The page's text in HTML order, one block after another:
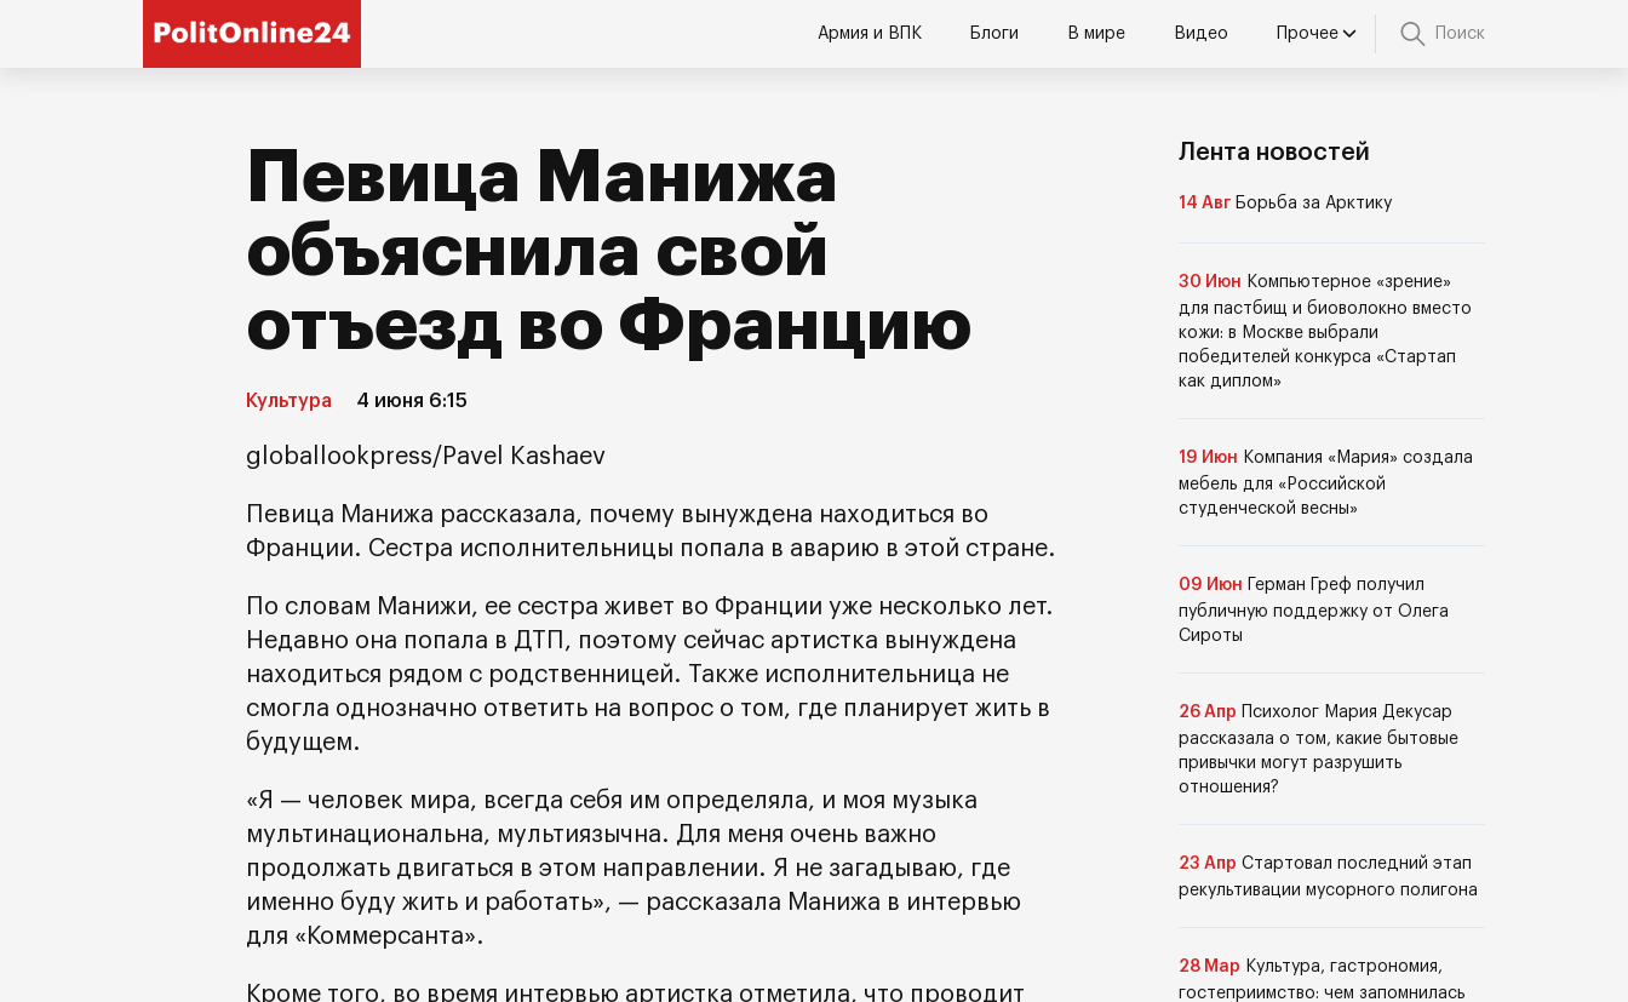
Армия и ВПК Блоги В мире Видео Прочее Поиск
Певица Манижа
объяснила свой
отъезд во Францию
Культура 4 июня 6:15
globallookpress/Pavel Kashaev
Певица Манижа рассказала, почему вынуждена находиться во
Франции. Сестра исполнительницы попала в аварию в этой стране.
По словам Манижи, ее сестра живет во Франции уже несколько лет.
Недавно она попала в ДТП, поэтому сейчас артистка вынуждена
находиться рядом с родственницей. Также исполнительница не
смогла однозначно ответить на вопрос о том, где планирует жить в
будущем.
«Я — человек мира, всегда себя им определяла, и моя музыка
мультинациональна, мультиязычна. Для меня очень важно
продолжать двигаться в этом направлении. Я не загадываю, где
именно буду жить и работать», — рассказала Манижа в интервью
для «Коммерсанта».
Кроме того, во время интервью артистка отметила, что проводит
Лента новостей
14 Авг Борьба за Арктику
30 Июн Компьютерное «зрение»
для пастбищ и биоволокно вместо
кожи: в Москве выбрали
победителей конкурса «Стартап
как диплом»
19 Июн Компания «Мария» создала
мебель для «Российской
студенческой весны»
09 Июн
Герман Греф получил
публичную поддержку от Олега
Сироты
26 Апр
Психолог Мария Декусар
рассказала о том, какие бытовые
привычки могут разрушить
отношения?
23 Апр Стартовал последний этап
рекультивации мусорного полигона
28 Мар Культура, гастрономия,
гостеприимство: чем запомнилась